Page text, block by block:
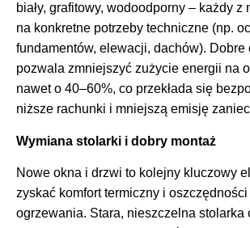
biały, grafitowy, wodoodporny – każdy z
na konkretne potrzeby techniczne (np.
fundamentów, elewacji, dachów). Dobre
pozwala zmniejszyć zużycie energii na
nawet o 40–60%, co przekłada się
niższe rachunki i mniejszą emisję
Wymiana stolarki i dobry montaż
Nowe okna i drzwi to kolejny kluczowy
zyskać komfort termiczny i
ogrzewania. Stara, nieszczelna stolarka